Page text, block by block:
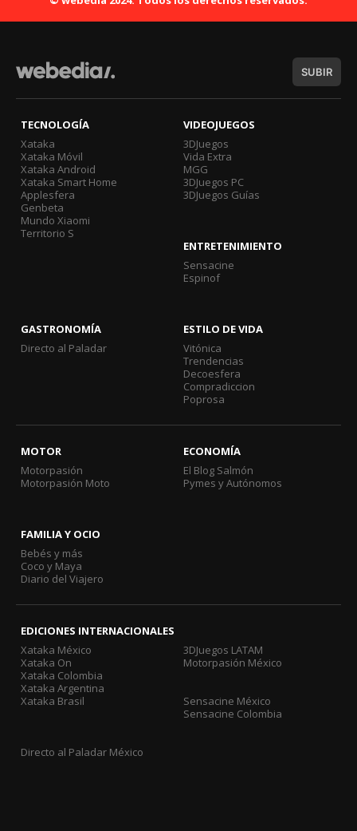
SUBIR
TECNOLOGÍA
Xataka
Xataka Móvil
Xataka Android
Xataka Smart Home
Applesfera
Genbeta
Mundo Xiaomi
Territorio S
VIDEOJUEGOS
3DJuegos
Vida Extra
MGG
3DJuegos PC
3DJuegos Guías
ENTRETENIMIENTO
Sensacine
Espinof
GASTRONOMÍA
Directo al Paladar
ESTILO DE VIDA
Vitónica
Trendencias
Decoesfera
Compradiccion
Poprosa
MOTOR
Motorpasión
Motorpasión Moto
ECONOMÍA
El Blog Salmón
Pymes y Autónomos
FAMILIA Y OCIO
Bebés y más
Coco y Maya
Diario del Viajero
EDICIONES INTERNACIONALES
Xataka México
Xataka On
Xataka Colombia
Xataka Argentina
Xataka Brasil
3DJuegos LATAM
Motorpasión México
Sensacine México
Sensacine Colombia
Directo al Paladar México